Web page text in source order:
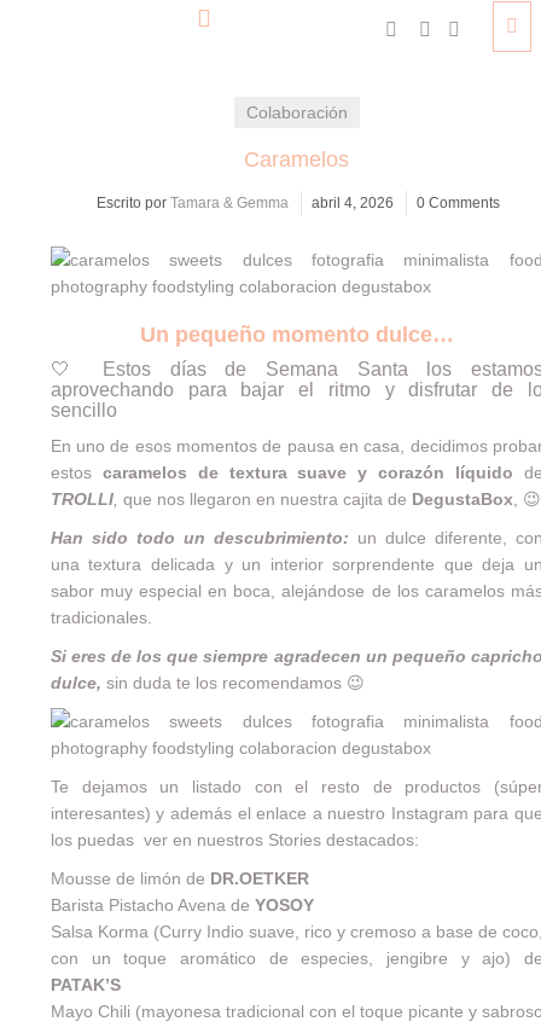
Colaboración
Caramelos
Escrito por Tamara & Gemma abril 4, 2026 0 Comments
Un pequeño momento dulce…
🤍 Estos días de Semana Santa los
aprovechando para bajar el ritmo y disfrutar de
sencillo
En uno de esos momentos de pausa en casa, decidimos
estos caramelos de textura suave y corazón líquido
TROLLI, que nos llegaron en nuestra cajita de DegustaBox , 😉
Han sido todo un descubrimiento: un dulce diferente,
una textura delicada y un interior sorprendente que deja
sabor muy especial en boca, alejándose de los caramelos
tradicionales.
Si eres de los que siempre agradecen un pequeño
dulce, sin duda te los recomendamos 😉
Te dejamos un listado con el resto de productos
interesantes) y además el enlace a nuestro Instagram para
los puedas ver en nuestros Stories destacados:
Mousse de limón de DR.OETKER
Barista Pistacho Avena de YOSOY
Salsa Korma (Curry Indio suave, rico y cremoso a base de
con un toque aromático de especies, jengibre y ajo)
PATAK’S
Mayo Chili (mayonesa tradicional con el toque picante y